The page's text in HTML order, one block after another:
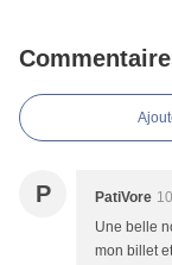
P PatiVore
Une belle
mon billet